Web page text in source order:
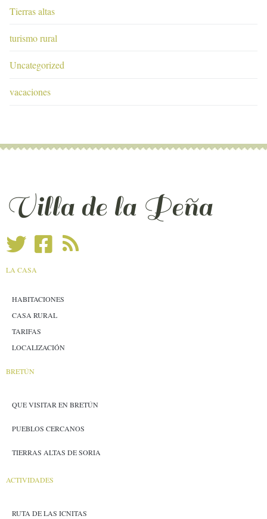
Tierras altas
turismo rural
Uncategorized
vacaciones
Villa de la Peña
LA CASA
HABITACIONES
CASA RURAL
TARIFAS
LOCALIZACIÓN
BRETÚN
QUE VISITAR EN BRETÚN
PUEBLOS CERCANOS
TIERRAS ALTAS DE SORIA
ACTIVIDADES
RUTA DE LAS ICNITAS